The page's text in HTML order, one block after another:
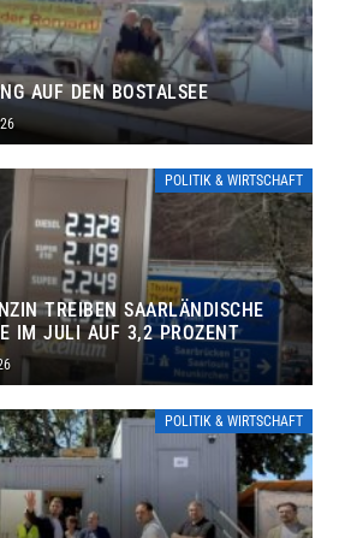
AUF DEN BOSTALSEE
POLITIK & WIRTSCHAFT
TREIBEN SAARLÄNDISCHE
IM JULI AUF 3,2 PROZENT
POLITIK & WIRTSCHAFT